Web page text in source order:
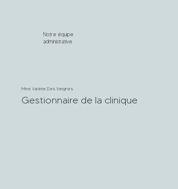
Notre équipe
administrative
Mme Valérie Des Vergnes
Gestionnaire de la clinique